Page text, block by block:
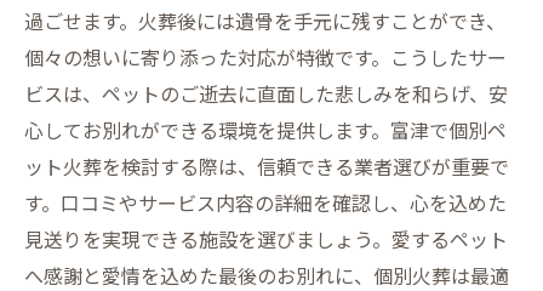
過ごせます。火葬後には遺骨を手元に残すことができ、
個々の想いに寄り添った対応が特徴です。こうしたサー
ビスは、ペットのご逝去に直面した悲しみを和らげ、安
心してお別れができる環境を提供します。富津で個別ペ
ット火葬を検討する際は、信頼できる業者選びが重要で
す。口コミやサービス内容の詳細を確認し、心を込めた
見送りを実現できる施設を選びましょう。愛するペット
へ感謝と愛情を込めた最後のお別れに、個別火葬は最適